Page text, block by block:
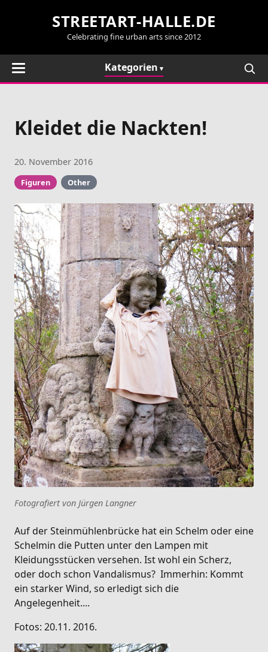
STREETART-HALLE.DE
Celebrating fine urban arts since 2012
Kategorien
Kleidet die Nackten!
20. November 2016
Figuren Other
Fotografiert von Jürgen Langner
Auf der Steinmühlenbrücke hat ein Schelm oder eine
Schelmin die Putten unter den Lampen mit
Kleidungsstücken versehen. Ist wohl ein Scherz,
oder doch schon Vandalismus? Immerhin: Kommt
ein starker Wind, so erledigt sich die
Angelegenheit....
Fotos: 20.11. 2016.